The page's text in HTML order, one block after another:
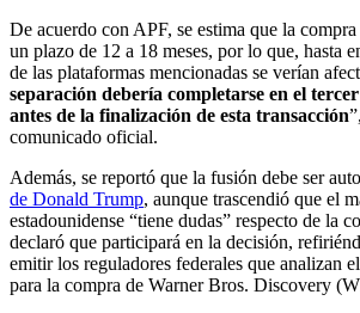
De acuerdo con APF, se estima que la
un plazo de 12 a 18 meses, por lo que, hasta
de las plataformas mencionadas se verían
separación debería completarse en el
antes de la finalización de esta transacción
comunicado oficial.
Además, se reportó que la fusión debe ser
de Donald Trump, aunque trascendió que el
estadounidense “tiene dudas” respecto de la
declaró que participará en la decisión,
emitir los reguladores federales que analizan
para la compra de Warner Bros. Discovery